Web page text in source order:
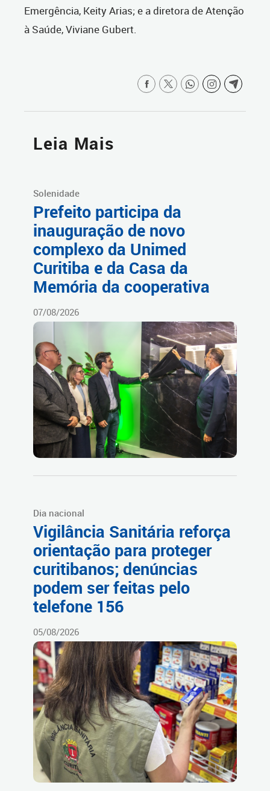
Emergência, Keity Arias; e a diretora de Atenção
à Saúde, Viviane Gubert.
Leia Mais
Solenidade
Prefeito participa da
inauguração de novo
complexo da Unimed
Curitiba e da Casa da
Memória da cooperativa
07/08/2026
Dia nacional
Vigilância Sanitária reforça
orientação para proteger
curitibanos; denúncias
podem ser feitas pelo
telefone 156
05/08/2026